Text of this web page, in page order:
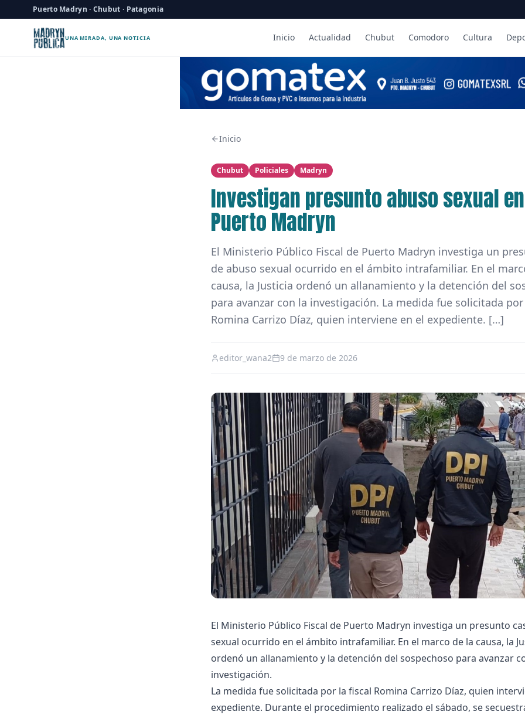
Puerto Madryn · Chubut · Patagonia
UNA MIRADA, UNA NOTICIA Inicio Actualidad Chubut Comodoro Cultura
Inicio
Chubut Policiales Madryn
Investigan presunto abuso sexual en
Puerto Madryn
El Ministerio Público Fiscal de Puerto Madryn investiga un
de abuso sexual ocurrido en el ámbito intrafamiliar. En el
causa, la Justicia ordenó un allanamiento y la detención del
para avanzar con la investigación. La medida fue solicitada
Romina Carrizo Díaz, quien interviene en el expediente. […]
editor_wana2 9 de marzo de 2026
El Ministerio Público Fiscal de Puerto Madryn investiga un presunto
sexual ocurrido en el ámbito intrafamiliar. En el marco de la causa, la
ordenó un allanamiento y la detención del sospechoso para avanzar
investigación.
La medida fue solicitada por la fiscal Romina Carrizo Díaz, quien
expediente. Durante el procedimiento realizado el sábado, se